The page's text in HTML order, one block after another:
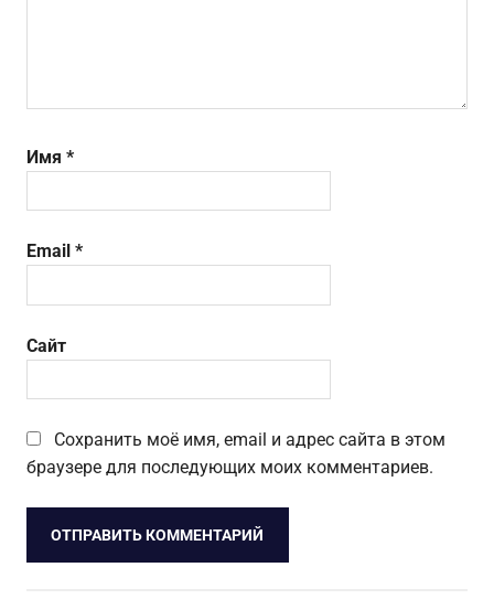
Имя *
Email *
Сайт
Сохранить моё имя, email и адрес сайта в этом
браузере для последующих моих комментариев.